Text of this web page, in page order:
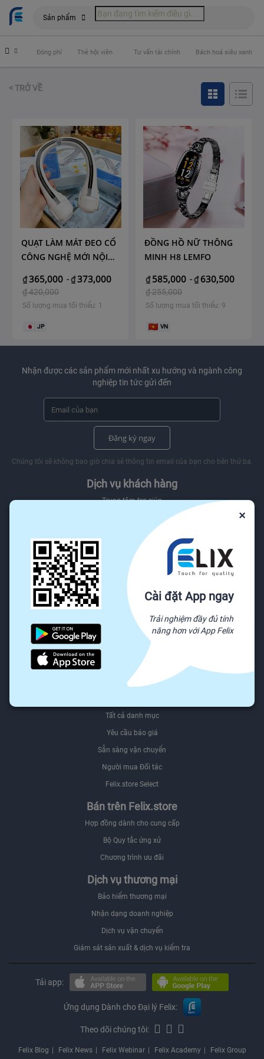
Sản phẩm
Đóng phí Thẻ hội viên Tư vấn tài chính Bách hoá siêu xanh
< TRỞ VỀ
QUẠT LÀM MÁT ĐEO CỔ
CÔNG NGHỆ MỚI NỘI
₫365,000 -₫373,000
₫420,000
Số lượng mua tối thiểu: 1
JP
ĐỒNG HỒ NỮ THÔNG
MINH H8 LEMFO
₫ 585,000 -₫ 630,500
₫255,000
Số lượng mua tối thiểu: 9
VN
Nhận được các sản phẩm mới nhất xu hướng và ngành công
nghiệp tin tức gửi đến
Đăng ký ngay
Chúng tôi sẽ không bao giờ chia sẻ thông tin email của bạn cho bên thứ ba.
Dịch vụ khách hàng
Trung tâm trợ giúp
Gửi khiếu nại
Chính sách & Quy định
Được trả tiền khi bạn phản hồi
Giới thiệu
Giới thiệu Felix.store
Giới thiệu hệ sinh thái Felix
Sơ đồ website
Felix.store Blog
Tìm nguồn hàng trên Felix.store
Tất cả danh mục
Yêu cầu báo giá
Sẵn sàng vận chuyển
Người mua Đối tác
Felix.store Select
Bán trên Felix.store
Hợp đồng dành cho cung cấp
Bộ Quy tắc ứng xử
Chương trình ưu đãi
Dịch vụ thương mại
Bảo hiểm thương mại
Nhận dạng doanh nghiệp
Dịch vụ vận chuyển
Giám sát sản xuất & dịch vụ kiểm tra
Tải app:
Ứng dụng Dành cho Đại lý Felix:
Theo dõi chúng tôi:
Felix Blog Felix News Felix Webinar Felix Academy Felix Group
×
Cài đặt App ngay
Trải nghiệm đầy đủ tính
năng hơn với App Felix